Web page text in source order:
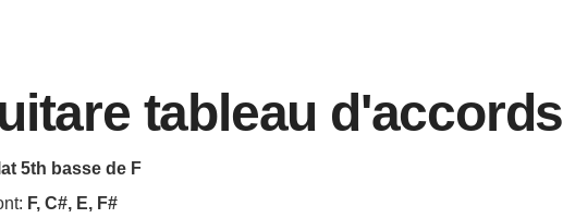
tableau d'accords
5th basse de F
F, C#, E, F#